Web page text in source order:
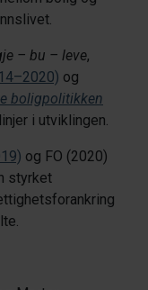
– bu – leve,
og
boligpolitikken
i utviklingen.
og FO (2020)
styrket